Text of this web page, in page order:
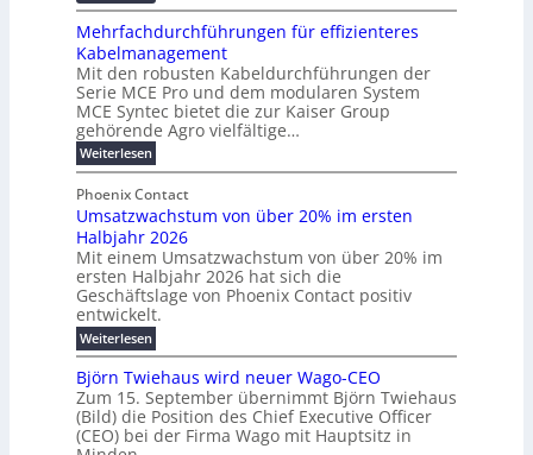
r
d
e
r
u
n
g
b
r
a
u
c
h
t
m
e
h
r
T
z
u
m
E
n
e
r
g
u
f
ü
r
m
o
d
e
r
n
n
t
w
i
c
k
e
l
e
N
H
-
S
i
c
h
e
r
u
n
R
e
k
o
r
d
b
e
e
i
l
i
g
u
n
g
b
e
i
m
Mehrfachdurchführungen für effizienteres
Kabelmanagement
Mit den robusten Kabeldurchführungen der
Serie MCE Pro und dem modularen System
MCE Syntec bietet die zur Kaiser Group
gehörende Agro vielfältige…
Weiterlesen:
M
h
r
f
a
c
h
d
u
r
c
f
ü
h
r
Phoenix Contact
Umsatzwachstum von über 20% im ersten
Halbjahr 2026
Mit einem Umsatzwachstum von über 20% im
ersten Halbjahr 2026 hat sich die
Geschäftslage von Phoenix Contact positiv
entwickelt.
Weiterlesen:
U
m
s
a
t
z
Björn Twiehaus wird neuer Wago-CEO
Zum 15. September übernimmt Björn Twiehaus
(Bild) die Position des Chief Executive Officer
(CEO) bei der Firma Wago mit Hauptsitz in